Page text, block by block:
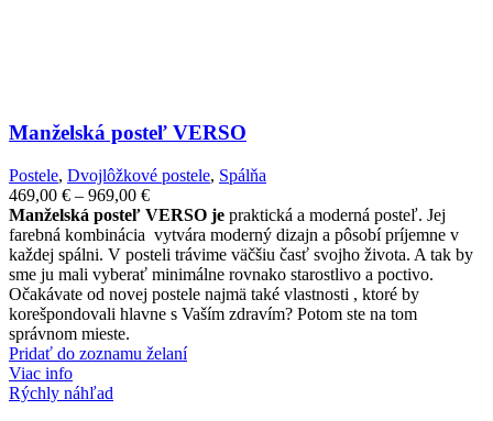
Manželská posteľ VERSO
Postele, Dvojlôžkové postele, Spálňa
469,00 € – 969,00 €Price
range:
469,00 €
through
969,00 €
Manželská posteľ VERSO je praktická a moderná posteľ. Jej
farebná kombinácia vytvára moderný dizajn a pôsobí príjemne v
každej spálni. V posteli trávime väčšiu časť svojho života. A tak by
sme ju mali vyberať minimálne rovnako starostlivo a poctivo.
Očakávate od novej postele najmä také vlastnosti , ktoré by
korešpondovali hlavne s Vaším zdravím? Potom ste na tom
správnom mieste.
Pridať do zoznamu želaní
Viac info
Rýchly náhľad